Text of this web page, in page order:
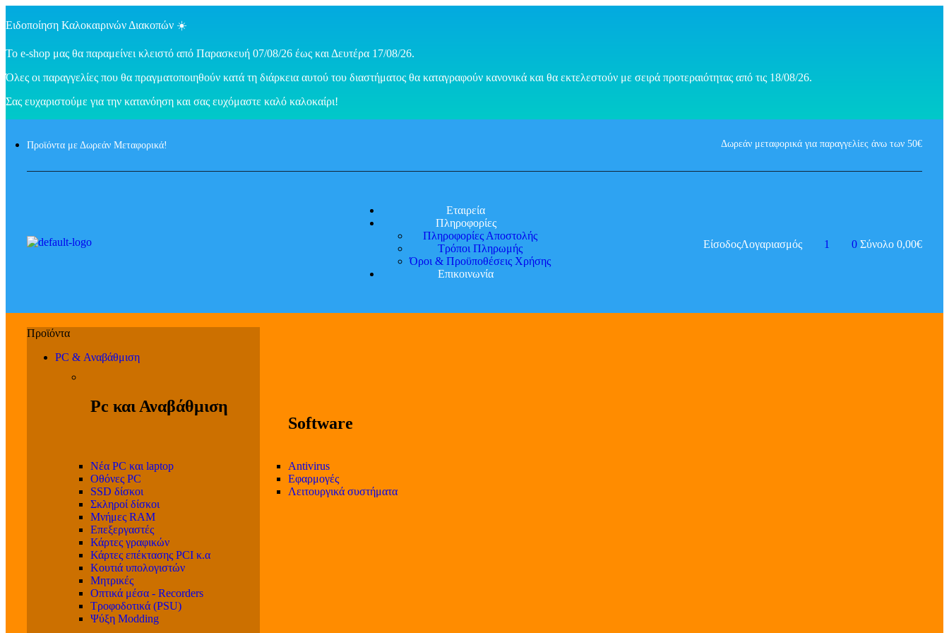
Ειδοποίηση Καλοκαιρινών Διακοπών ☀️
Το e-shop μας θα παραμείνει κλειστό από Παρασκευή 07/08/26 έως και Δευτέρα 17/08/26.
Όλες οι παραγγελίες που θα πραγματοποιηθούν κατά τη διάρκεια αυτού του διαστήματος θα καταγραφούν κανονικά και θα εκτελεστούν με σειρά προτεραιότητας από τις 18/08/26.
Σας ευχαριστούμε για την κατανόηση και σας ευχόμαστε καλό καλοκαίρι!
Προϊόντα με Δωρεάν Μεταφορικά! Δωρεάν μεταφορικά για παραγγελίες άνω των 50€
Εταιρεία
Πληροφορίες
Πληροφορίες Αποστολής
Τρόποι Πληρωμής
Όροι & Προϋποθέσεις Χρήσης
Επικοινωνία
ΕίσοδοςΛογαριασμός 1 0 Σύνολο 0,00€
PC & Αναβάθμιση
Pc και Αναβάθμιση
Software
Νέα PC και laptop
Οθόνες PC
SSD δίσκοι
Σκληροί δίσκοι
Μνήμες RAM
Επεξεργαστές
Κάρτες γραφικών
Κάρτες επέκτασης PCI κ.α
Κουτιά υπολογιστών
Μητρικές
Οπτικά μέσα - Recorders
Τροφοδοτικά (PSU)
Ψύξη Modding
Antivirus
Εφαρμογές
Λειτουργικά συστήματα